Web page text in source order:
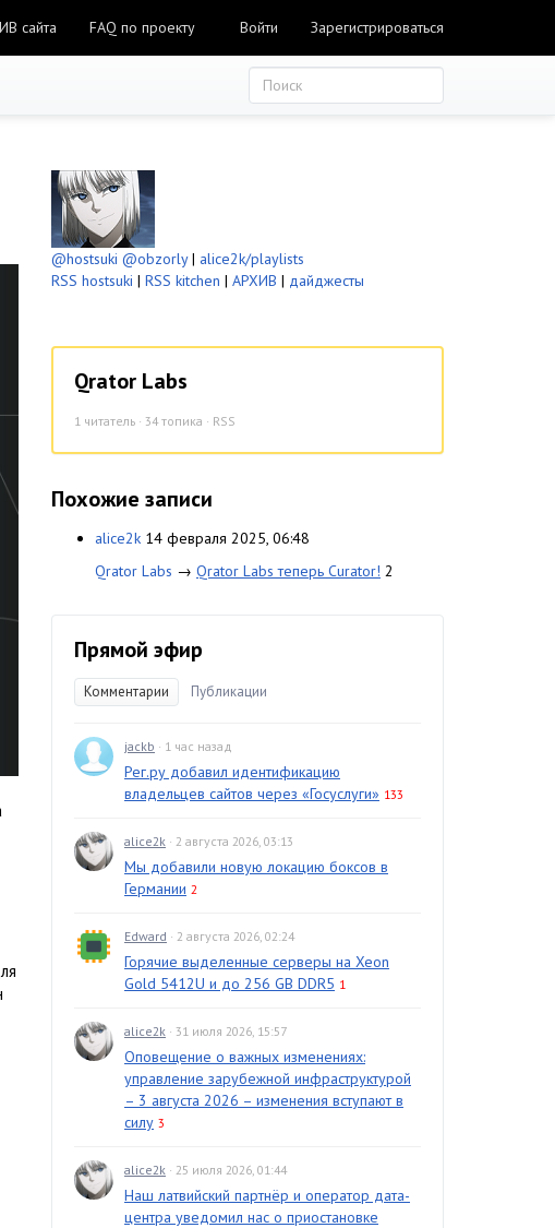
сайта FAQ по проекту Войти Зарегистрироваться
@hostsuki @obzorly| alice2k/playlists
RSS hostsuki | RSS kitchen | АРХИВ | дайджесты
Qrator Labs
1 читатель · 34 топика · RSS
Похожие записи
alice2k 14 февраля 2025, 06:48
Qrator Labs → Qrator Labs теперь Curator! 2
Прямой эфир
Комментарии Публикации
jackb · 1 час назад
Рег.ру добавил идентификацию
владельцев сайтов через «Госуслуги» 133
alice2k · 2 августа 2026, 03:13
Мы добавили новую локацию боксов в
Германии 2
Edward · 2 августа 2026, 02:24
Горячие выделенные серверы на Xeon
Gold 5412U и до 256 GB DDR5 1
alice2k · 31 июля 2026, 15:57
Оповещение о важных изменениях:
управление зарубежной инфраструктурой
– 3 августа 2026 – изменения вступают в
силу 3
alice2k · 25 июля 2026, 01:44
Наш латвийский партнёр и оператор дата-
центра уведомил нас о приостановке